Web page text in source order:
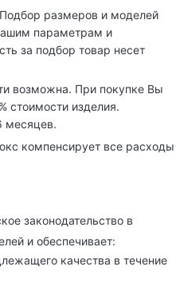
размеров и моделей
параметрам и
за подбор товар несет
возможна. При покупке Вы
стоимости изделия.
месяцев.
компенсирует все расходы
законодательство в
и обеспечивает:
качества в течение